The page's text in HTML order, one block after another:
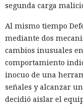
segunda carga
Al mismo tiempo
mediante dos
cambios inusuales
comportamiento
inocuo de una
señales y alcanzar
decidió aislar el